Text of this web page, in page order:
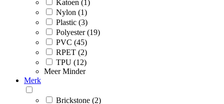
Katoen (1)
Nylon (1)
Plastic (3)
Polyester (19)
PVC (45)
RPET (2)
TPU (12)
Meer Minder
Merk
Brickstone (2)